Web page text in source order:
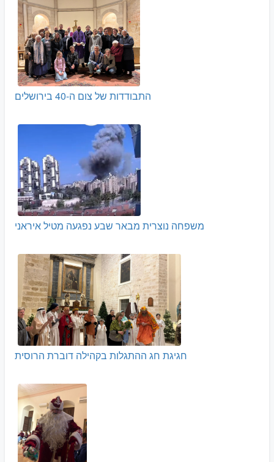
התבודדות של צום ה-40 בירושלים
משפחה נוצרית מבאר שבע נפגעה מטיל איראני
חגיגת חג ההתגלות בקהילה דוברת הרוסית